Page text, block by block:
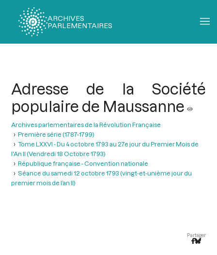
ARCHIVES
PARLEMENTAIRES
Adresse de la Société
populaire de Maussanne
Archives parlementaires de la Révolution Française
Première série (1787-1799)
Tome LXXVI - Du 4 octobre 1793 au 27e jour du Premier Mois de
l'An II (Vendredi 18 Octobre 1793)
République française - Convention nationale
Séance du samedi 12 octobre 1793 (vingt-et-unième jour du
premier mois de l’an II)
Partager